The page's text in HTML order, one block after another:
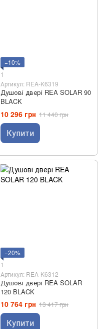
−10%
1
Артикул: REA-K6319
Душові двері REA SOLAR 90
BLACK
10 296 грн 11 440 грн
Купити
−20%
1
Артикул: REA-K6312
Душові двері REA SOLAR
120 BLACK
10 764 грн 13 417 грн
Купити